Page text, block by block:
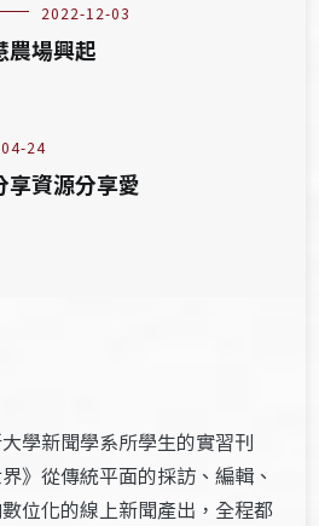
2022-12-03
農場興起
24
享資源分享愛
學新聞學系所學生的實習刊
》從傳統平面的採訪、編輯、
位化的線上新聞產出，全程都